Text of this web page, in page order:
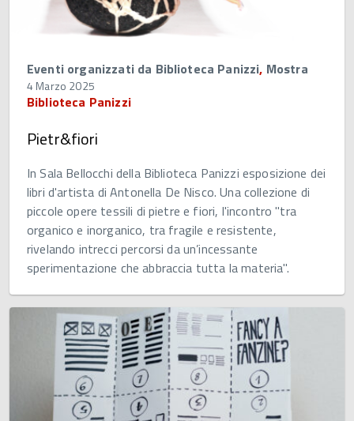
Eventi organizzati da Biblioteca Panizzi, Mostra
4 Marzo 2025
Biblioteca Panizzi
Pietr&fiori
In Sala Bellocchi della Biblioteca Panizzi esposizione dei
libri d'artista di Antonella De Nisco. Una collezione di
piccole opere tessili di pietre e fiori, l'incontro "tra
organico e inorganico, tra fragile e resistente,
rivelando intrecci percorsi da un’incessante
sperimentazione che abbraccia tutta la materia".